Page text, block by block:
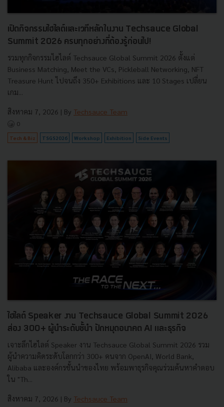
เปิดกิจกรรมไฮไลต์และเวทีหลักในงาน Techsauce Global
Summit 2026 ครบทุกอย่างที่ต้องรู้ก่อนไป!
รวมทุกกิจกรรมไฮไลต์ Techsauce Global Summit 2026 ตั้งแต่
Business Matching, Meet the VCs, Pickleball Networking, NFT
Treasure Hunt ไปจนถึง 350+ Exhibitions และ 10 Stages เปลี่ยน
เกม...
สิงหาคม 7, 2026 | By Techsauce Team
0
Tech & Biz TSGS2026 Workshop Exhibition Side Events
ไฮไลต์ Speaker งาน Techsauce Global Summit 2026
ส่อง 300+ ผู้นำระดับชั้นำ ปักหมุดอนาคต AI และธุรกิจ
เจาะลึกไฮไลต์ Speaker งาน Techsauce Global Summit 2026 รวม
ผู้นำความคิดระดับโลกกว่า 300+ คนจาก OpenAI, World Bank,
Alibaba และองค์กรชั้นนำของไทย พร้อมพาธุรกิจคุณร่วมค้นหาคำตอบ
ใน "Th...
สิงหาคม 7, 2026 | By Techsauce Team